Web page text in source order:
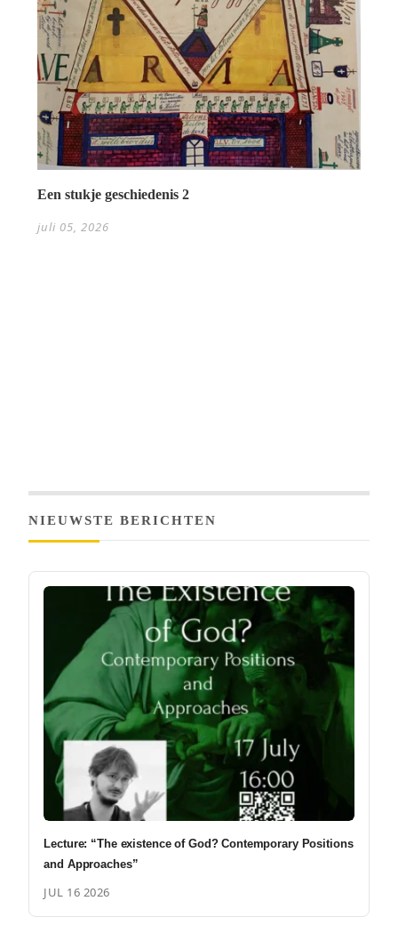
Een stukje geschiedenis 2
juli 05, 2026
NIEUWSTE BERICHTEN
Lecture: “The existence of God? Contemporary Positions
and Approaches”
JUL 16 2026